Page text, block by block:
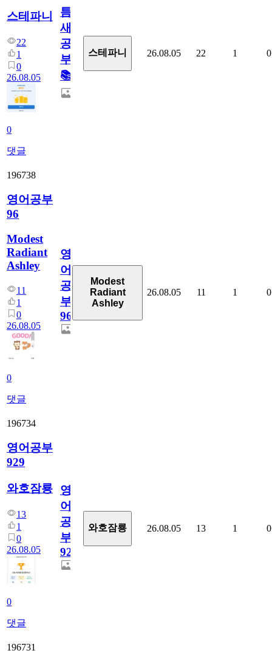
스테파니
22
1
0
26.08.05
0
댓글
틈
새
공
부!
📚
스테파니 26.08.05 22 1 0
196738
영어공부
96
Modest
Radiant
Ashley
11
1
0
26.08.05
0
댓글
영
어
공
부
96
Modest
Radiant
Ashley
26.08.05 11 1 0
196734
영어공부
929
와호잠룡
13
1
0
26.08.05
0
댓글
영
어
공
부
929
와호잠룡 26.08.05 13 1 0
196731